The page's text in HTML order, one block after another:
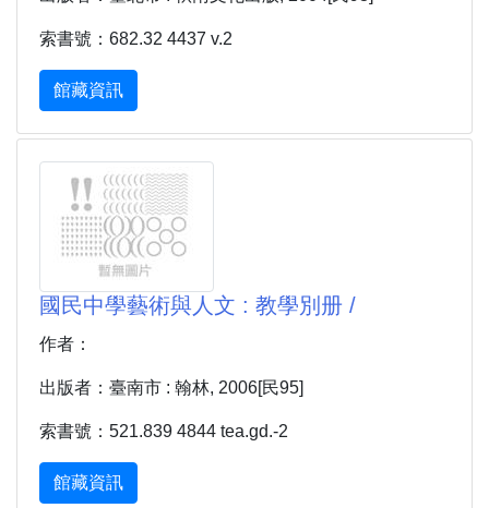
索書號：682.32 4437 v.2
館藏資訊
國民中學藝術與人文 : 教學別册 /
作者：
出版者：臺南市 : 翰林, 2006[民95]
索書號：521.839 4844 tea.gd.-2
館藏資訊